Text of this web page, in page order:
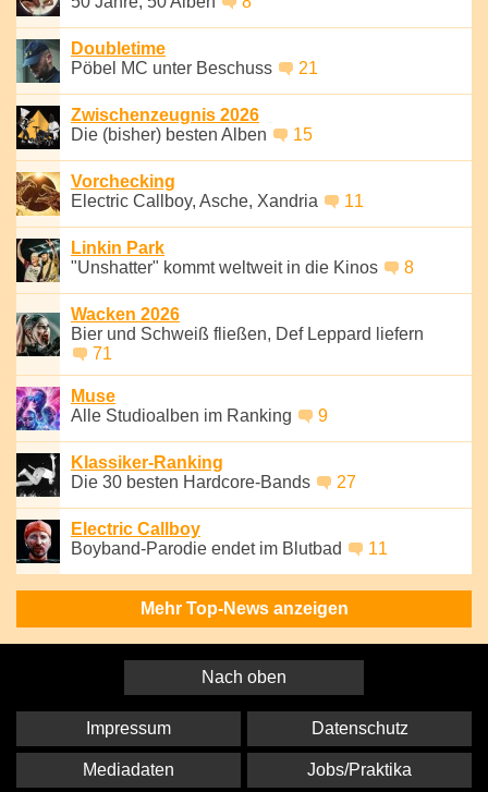
Doubletime
Pöbel MC unter Beschuss
21
Zwischenzeugnis 2026
Die (bisher) besten Alben
15
Vorchecking
Electric Callboy, Asche, Xandria
11
Linkin Park
"Unshatter" kommt weltweit in die Kinos
8
Wacken 2026
Bier und Schweiß fließen, Def Leppard liefern
71
Muse
Alle Studioalben im Ranking
9
Klassiker-Ranking
Die 30 besten Hardcore-Bands
27
Electric Callboy
Boyband-Parodie endet im Blutbad
11
Mehr Top-News anzeigen
Nach oben
Impressum Datenschutz
Mediadaten Jobs/Praktika